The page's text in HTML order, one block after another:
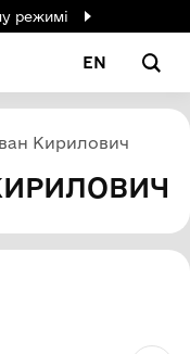
режимі
EN
Кирилович